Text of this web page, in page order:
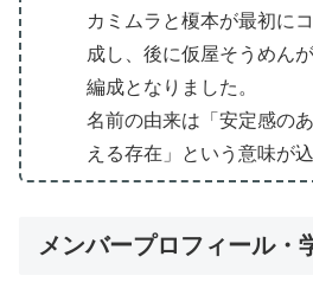
カミムラと榎本が最初に
成し、後に仮屋そうめん
編成となりました。
名前の由来は「安定感の
える存在」という意味が
メンバープロフィール・